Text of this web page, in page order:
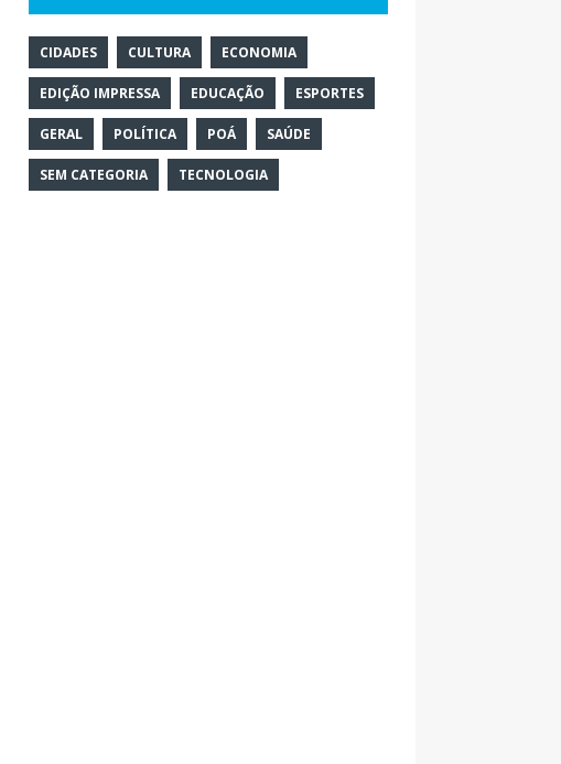
CIDADES CULTURA ECONOMIA
EDIÇÃO IMPRESSA EDUCAÇÃO ESPORTES
GERAL POLÍTICA POÁ SAÚDE
SEM CATEGORIA TECNOLOGIA